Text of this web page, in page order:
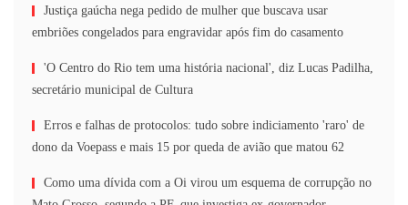
Justiça gaúcha nega pedido de mulher que buscava usar
embriões congelados para engravidar após fim do casamento
'O Centro do Rio tem uma história nacional', diz Lucas Padilha,
secretário municipal de Cultura
Erros e falhas de protocolos: tudo sobre indiciamento 'raro' de
dono da Voepass e mais 15 por queda de avião que matou 62
Como uma dívida com a Oi virou um esquema de corrupção no